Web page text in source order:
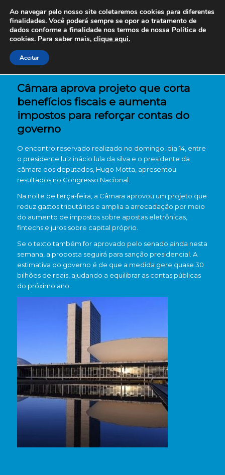
Câmara aprova projeto que corta
benefícios fiscais e aumenta
impostos para reforçar contas do
governo
O encontro reservado realizado no domingo, dia 14, entre
o presidente luiz inácio lula da silva e o presidente da
câmara dos deputados, Hugo Motta, apresentou
resultados no Congresso Nacional.
Na noite de terça-feira, a Câmara aprovou um projeto que
reduz gastos tributários e amplia a arrecadação por meio
do aumento de impostos sobre apostas eletrônicas,
fintechs e juros sobre capital próprio.
Se o texto também for aprovado pelo senado ainda nesta
semana, a proposta seguirá para sanção presidencial. A
estimativa do governo é de que a medida gere quase 30
bilhões de reais, ajudando a equilibrar as contas públicas
do próximo ano.
Ao navegar pelo nosso site coletaremos cookies para diferentes
finalidades. Você poderá sempre se opor ao tratamento de
dados conforme a finalidade nos termos de nossa Política de
cookies. Para saber mais, clique aqui.
Aceitar